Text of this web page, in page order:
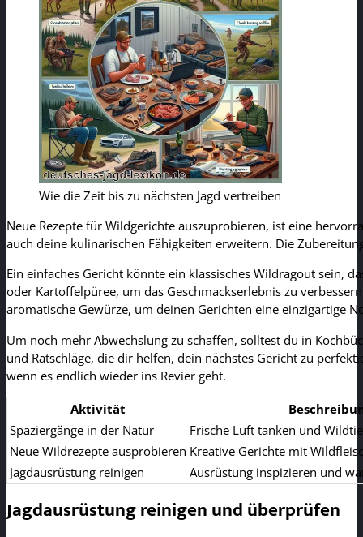
Wie die Zeit bis zu nächsten Jagd vertreiben
Neue Rezepte für Wildgerichte auszuprobieren, ist eine
auch deine kulinarischen Fähigkeiten erweitern. Die
Ein einfaches Gericht könnte ein klassisches Wildragout sein,
oder Kartoffelpüree, um das Geschmackserlebnis zu
aromatische Gewürze, um deinen Gerichten eine einzigartige
Um noch mehr Abwechslung zu schaffen, solltest du in
und Ratschläge, die dir helfen, dein nächstes Gericht zu
wenn es endlich wieder ins Revier geht.
Aktivität
Spaziergänge in der Natur
Frische Luft tanken und
Neue Wildrezepte ausprobieren Kreative Gerichte mit
Jagdausrüstung reinigen
Ausrüstung inspizieren und
Jagdausrüstung reinigen und überprüfen